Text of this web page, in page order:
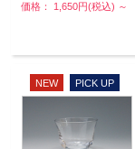
価格： 1,650円(税込) ～
NEW
PICK UP